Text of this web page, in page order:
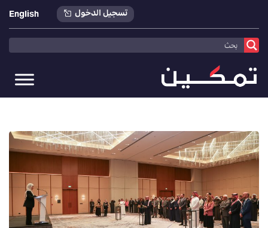
تسجيل الدخول English
تمكين>أخبارنا>